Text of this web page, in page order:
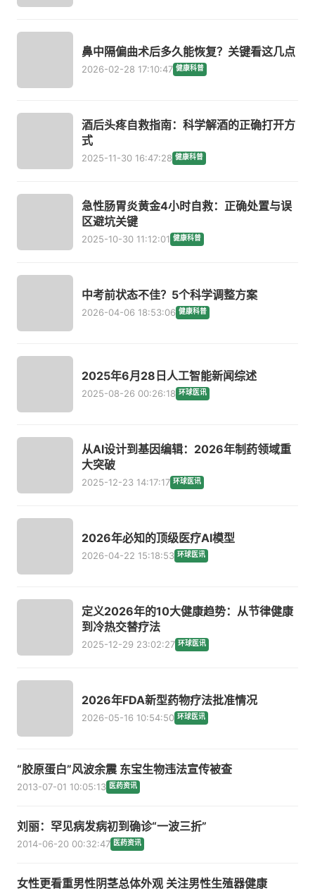
鼻中隔偏曲术后多久能恢复？关键看这几点
2026-02-28 17:10:47 健康科普
酒后头疼自救指南：科学解酒的正确打开方
式
2025-11-30 16:47:28 健康科普
急性肠胃炎黄金4小时自救：正确处置与误
区避坑关键
2025-10-30 11:12:01 健康科普
中考前状态不佳？5个科学调整方案
2026-04-06 18:53:06 健康科普
2025年6月28日人工智能新闻综述
2025-08-26 00:26:18 环球医讯
从AI设计到基因编辑：2026年制药领域重
大突破
2025-12-23 14:17:17 环球医讯
2026年必知的顶级医疗AI模型
2026-04-22 15:18:53 环球医讯
定义2026年的10大健康趋势：从节律健康
到冷热交替疗法
2025-12-29 23:02:27 环球医讯
2026年FDA新型药物疗法批准情况
2026-05-16 10:54:50 环球医讯
“胶原蛋白”风波余震 东宝生物违法宣传被查
2013-07-01 10:05:13 医药资讯
刘丽：罕见病发病初到确诊“一波三折”
2014-06-20 00:32:47 医药资讯
女性更看重男性阴茎总体外观 关注男性生殖器健康